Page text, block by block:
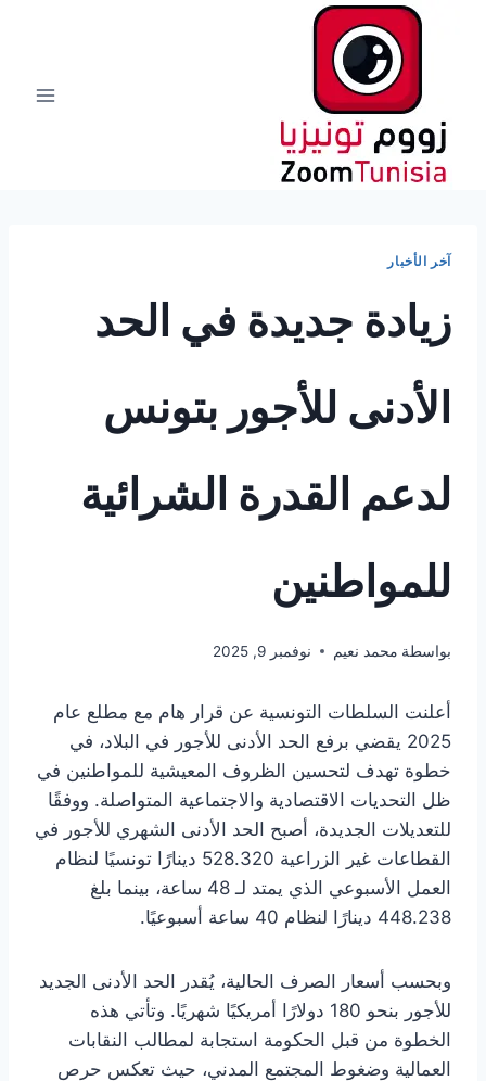
آخر الأخبار
زيادة جديدة في الحد
الأدنى للأجور بتونس
لدعم القدرة الشرائية
للمواطنين
بواسطة محمد نعيم نوفمبر 9, 2025
أعلنت السلطات التونسية عن قرار هام مع مطلع عام
2025 يقضي برفع الحد الأدنى للأجور في البلاد، في
خطوة تهدف لتحسين الظروف المعيشية للمواطنين في
ظل التحديات الاقتصادية والاجتماعية المتواصلة. ووفقًا
للتعديلات الجديدة، أصبح الحد الأدنى الشهري للأجور في
القطاعات غير الزراعية 528.320 دينارًا تونسيًا لنظام
العمل الأسبوعي الذي يمتد لـ 48 ساعة، بينما بلغ
448.238 دينارًا لنظام 40 ساعة أسبوعيًا.
وبحسب أسعار الصرف الحالية، يُقدر الحد الأدنى الجديد
للأجور بنحو 180 دولارًا أمريكيًا شهريًا. وتأتي هذه
الخطوة من قبل الحكومة استجابة لمطالب النقابات
العمالية وضغوط المجتمع المدني، حيث تعكس حرص